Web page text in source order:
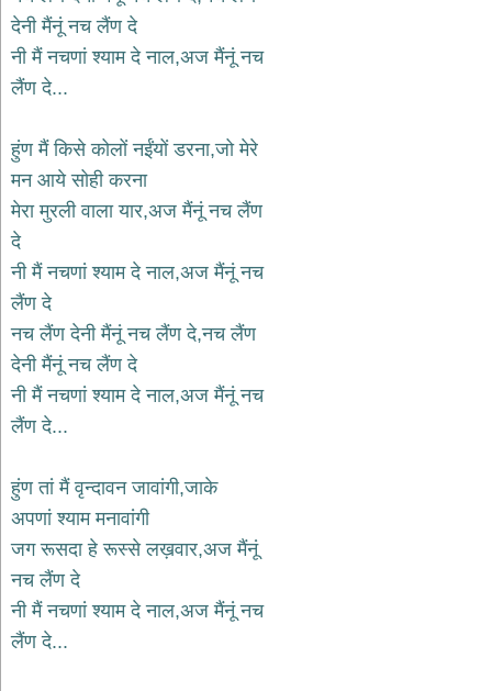
राम
भजन
raam
गुरुदेव
भजन
gurudev
bhajans
भजन
miscellaneous
bhajans
विष्णु
भजन
vishnu
bhajans
बाबा
नाथ
भजन
baba
nath
bhajans
देश
भक्ति
भजन
देनी मैंनूं नच लैंण दे
नी मैं नचणां श्याम दे नाल,अज मैंनूं नच
लैंण दे...
हुंण मैं किसे कोलों नईंयों डरना,जो मेरे
मन आये सोही करना
मेरा मुरली वाला यार,अज मैंनूं नच लैंण
दे
नी मैं नचणां श्याम दे नाल,अज मैंनूं नच
लैंण दे
नच लैंण देनी मैंनूं नच लैंण दे,नच लैंण
देनी मैंनूं नच लैंण दे
नी मैं नचणां श्याम दे नाल,अज मैंनूं नच
लैंण दे...
हुंण तां मैं वृन्दावन जावांगी,जाके
अपणां श्याम मनावांगी
जग रूसदा हे रूस्से लख़वार,अज मैंनूं
नच लैंण दे
नी मैं नचणां श्याम दे नाल,अज मैंनूं नच
लैंण दे...